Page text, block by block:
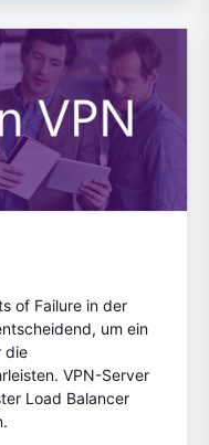
of Failure in der
um ein
die
VPN-Server
Load Balancer